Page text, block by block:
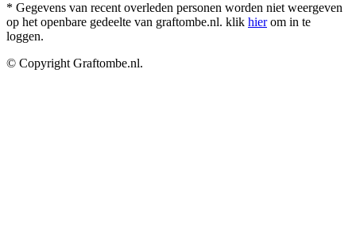
* Gegevens van recent overleden personen worden niet weergeven
op het openbare gedeelte van graftombe.nl. klik hierom in te
loggen.
© Copyright Graftombe.nl.